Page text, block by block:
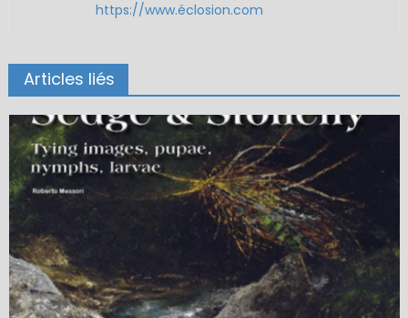
https://www.éclosion.com
Articles liés